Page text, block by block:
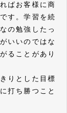
ばお客様に商
す。学習を続
の勉強したっ
いいのではな
ることがあり
りとした目標
打ち勝つこと